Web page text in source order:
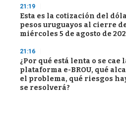
21:19
Esta es la cotización del
pesos uruguayos al cierre
miércoles 5 de agosto de
21:16
¿Por qué está lenta o se cae
plataforma e-BROU, qué
el problema, qué riesgos
se resolverá?